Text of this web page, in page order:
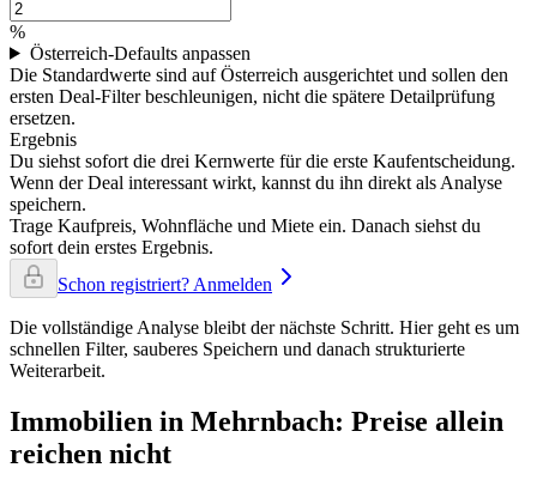
%
Österreich-Defaults anpassen
Die Standardwerte sind auf Österreich ausgerichtet und sollen den
ersten Deal-Filter beschleunigen, nicht die spätere Detailprüfung
ersetzen.
Ergebnis
Du siehst sofort die drei Kernwerte für die erste Kaufentscheidung.
Wenn der Deal interessant wirkt, kannst du ihn direkt als Analyse
speichern.
Trage Kaufpreis, Wohnfläche und Miete ein. Danach siehst du
sofort dein erstes Ergebnis.
Schon registriert? Anmelden
Die vollständige Analyse bleibt der nächste Schritt. Hier geht es um
schnellen Filter, sauberes Speichern und danach strukturierte
Weiterarbeit.
Immobilien in Mehrnbach: Preise allein
reichen nicht